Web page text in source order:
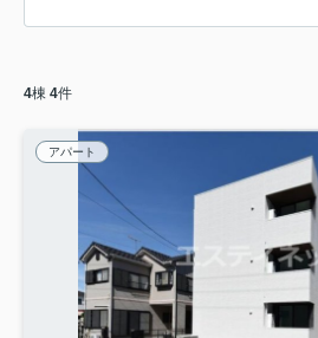
4棟 4件
アパート